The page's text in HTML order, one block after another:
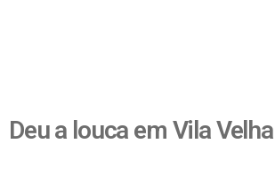
Deu a louca em Vila